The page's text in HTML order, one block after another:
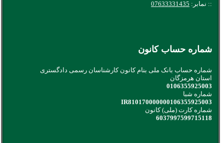
:: نمابر: 07633331435
شماره حساب کانون
شماره حساب بانک ملی بنام کانون کارشناسان رسمی دادگستری
استان هرمزگان
0106355925003
شماره شبا
IR810170000000106355925003
شماره کارت (ملی) کانون
6037997599715118